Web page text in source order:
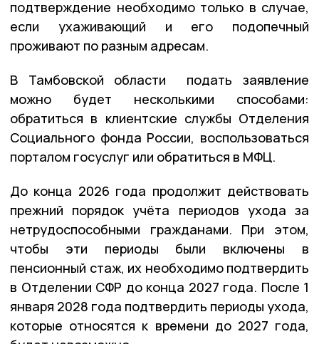
подтверждение необходимо только в случае,
если ухаживающий и его подопечный
проживают по разным адресам.
В Тамбовской области подать заявление
можно будет несколькими способами:
обратиться в клиентские службы Отделения
Социального фонда России, воспользоваться
порталом госуслуг или обратиться в МФЦ.
До конца 2026 года продолжит действовать
прежний порядок учёта периодов ухода за
нетрудоспособными гражданами. При этом,
чтобы эти периоды были включены в
пенсионный стаж, их необходимо подтвердить
в Отделении СФР до конца 2027 года. После 1
января 2028 года подтвердить периоды ухода,
которые относятся к времени до 2027 года,